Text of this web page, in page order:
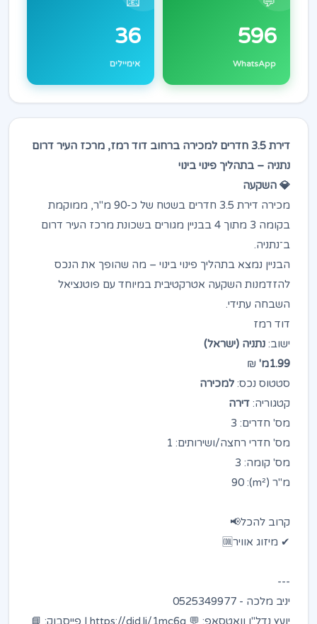
596
WhatsApp
36
אימיילים
דירת 3.5 חדרים למכירה ברחוב דוד רמז, מרכז העיר דרום
נתניה – בתהליך פינוי בינוי
💎 השקעה
מכירה דירת 3.5 חדרים בשטח של כ-90 מ"ר, ממוקמת
בקומה 3 מתוך 4 בבניין מגורים בשכונת מרכז העיר דרום
ב־נתניה.
הבניין נמצא בתהליך פינוי בינוי – מה שהופך את הנכס
להזדמנות השקעה אטרקטיבית במיוחד עם פוטנציאל
השבחה עתידי.
דוד רמז
ישוב: נתניה (ישראל)
1.99מ'
₪
סטטוס נכס: למכירה
קטגוריה: דירה
מס' חדרים: 3
מס' חדרי רחצה/ושירותים: 1
מס' קומה: 3
מ"ר (m²): 90
קרוב להכל📢
✔ מיזוג אוויר🆒
---
יניב מלכה - 0525349977
יועץ נדל"ן וואטסאפ: 💬 https://did.li/1mc6q | פייסבוק: 📘